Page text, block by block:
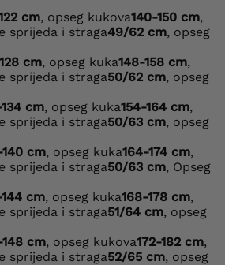
cm, opseg kukova140-150 cm,
sprijeda i straga49/62 cm, opseg
cm, opseg kuka148-158 cm,
sprijeda i straga50/62 cm, opseg
cm, opseg kuka154-164 cm,
sprijeda i straga50/63 cm, opseg
140 cm, opseg kuka164-174 cm,
sprijeda i straga50/63 cm, Opseg
cm, opseg kuka168-178 cm,
sprijeda i straga51/64 cm, opseg
148 cm, opseg kukova172-182 cm,
sprijeda i straga52/65 cm, opseg